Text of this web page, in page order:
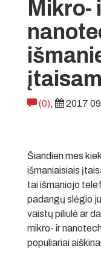
Mikro-
(0), 2017
Šiandien mes
išmaniaisiais
tai išmaniojo
padangų slėgio
vaistų piliulė ar
mikro- ir
populiariai